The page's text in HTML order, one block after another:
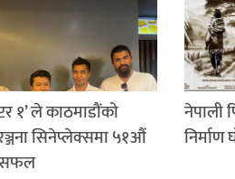
१’ ले काठमाडौंको
सिनेप्लेक्समा ५१औं
सफल
नेपाली
निर्माण